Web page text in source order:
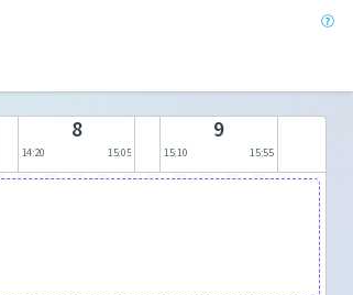
8
14:20 15:05
9
15:10 15:55